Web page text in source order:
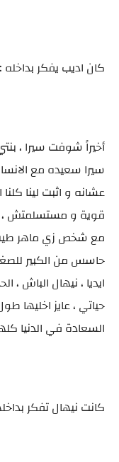
كان اديب يفكر بداخله :
أخيراً شوفت سيرا ،
سيرا سعيده مع
عشانه و اثبت لينا
قوية و مستسلمتش ،
مع شخص زي ماهر طيب
حاسس من الكبير
ايديا ، نيهال الباش
حياتي ، عايز
السعادة في الدنيا
كانت نيهال تفكر